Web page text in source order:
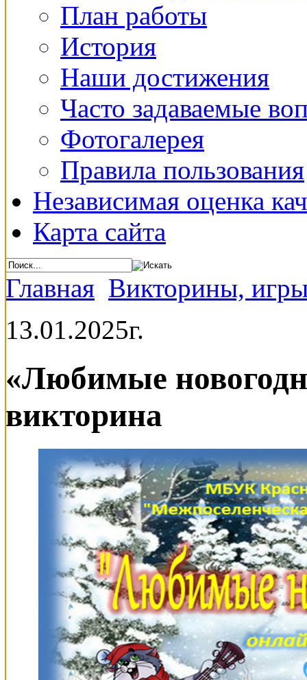
План работы
История
Наши достижения
Часто задаваемые
Фотогалерея
Правила пользования
Независимая оценка
Карта сайта
Главная Викторины,
13.01.2025г.
«Любимые
викторина